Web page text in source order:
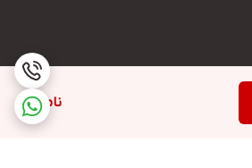
ناموجود